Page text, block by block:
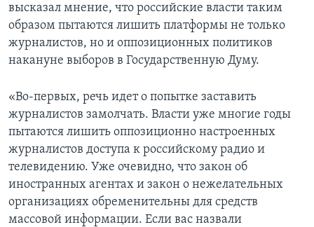
высказал мнение, что российские власти таким
образом пытаются лишить платформы не только
журналистов, но и оппозиционных политиков
накануне выборов в Государственную Думу.
«Во-первых, речь идет о попытке заставить
журналистов замолчать. Власти уже многие годы
пытаются лишить оппозиционно настроенных
журналистов доступа к российскому радио и
телевидению. Уже очевидно, что закон об
иностранных агентах и закон о нежелательных
организациях обременительны для средств
массовой информации. Если вас назвали